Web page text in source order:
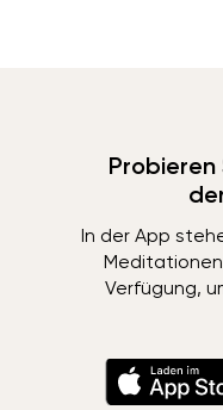
Probieren
In der App
Verfügung,